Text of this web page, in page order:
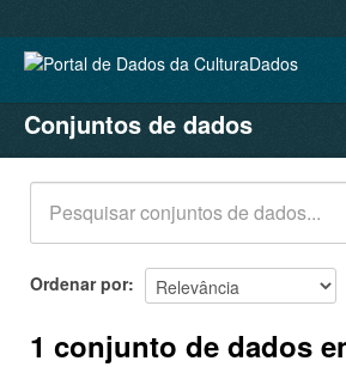
CONJUNTOS DE DADOS
ORGANIZAÇÕES
GRUPOS
SOBRE
Conjuntos de dados
Ordenar por
1 conjunto de dados